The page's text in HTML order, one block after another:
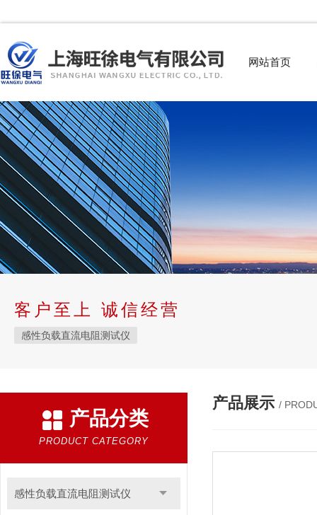
网站首页
客户至上 诚信经营
感性负载直流电阻测试仪
产品分类
PRODUCT CATEGORY
感性负载直流电阻测试仪
产品展示 /